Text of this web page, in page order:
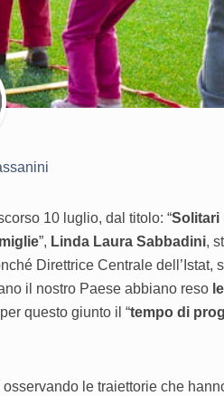
10 luglio, dal titolo: “Solitari
”, Linda Laura Sabbadini,
Direttrice Centrale dell’Istat,
il nostro Paese abbiano reso le
questo giunto il “tempo di
le traiettorie che